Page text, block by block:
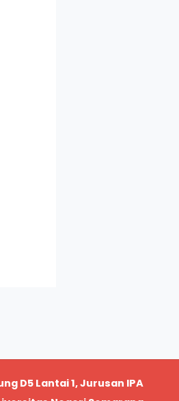
D5 Lantai 1, Jurusan IPA